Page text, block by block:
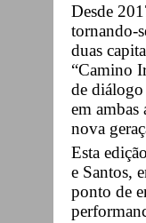
Desde
tornando-
duas
“Camino
de diálogo
em ambas
nova
Esta
e Santos,
ponto de